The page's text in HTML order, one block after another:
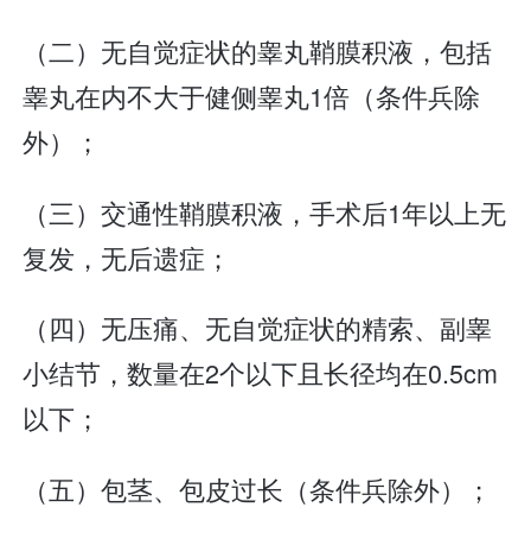
（二）无自觉症状的睾丸鞘膜积液，包括
睾丸在内不大于健侧睾丸1倍（条件兵除
外）；
（三）交通性鞘膜积液，手术后1年以上无
复发，无后遗症；
（四）无压痛、无自觉症状的精索、副睾
小结节，数量在2个以下且长径均在0.5cm
以下；
（五）包茎、包皮过长（条件兵除外）；